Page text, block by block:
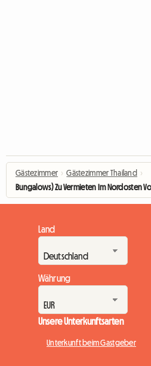
Gästezimmer › Gästezimmer Thailand ›
Bungalows) Zu Vermieten Im Nordosten
Land
Währung
Unsere Unterkunftsarten
Unterkunft beim Gastgeber